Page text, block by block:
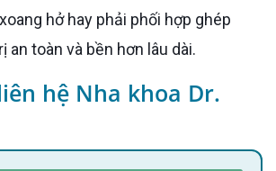
hở hay phải phối hợp ghép
an toàn và bền hơn lâu dài.
hệ Nha khoa Dr.